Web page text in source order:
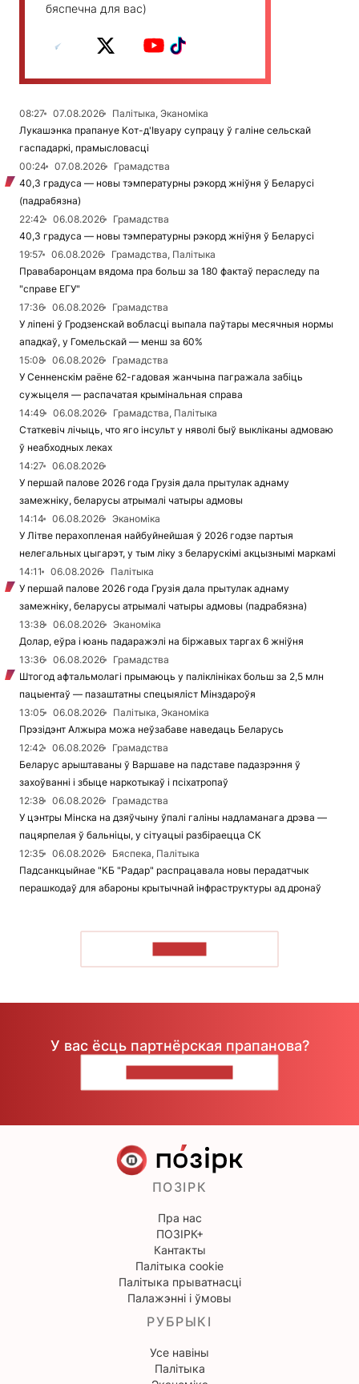
бяспечна для вас)
08:27 07.08.2026
Палітыка, Эканоміка
Лукашэнка прапануе Кот-д'Івуару супрацу ў галіне сельскай
гаспадаркі, прамысловасці
00:24
07.08.2026
Грамадства
40,3 градуса — новы тэмпературны рэкорд жніўня ў Беларусі
(падрабязна)
22:42
06.08.2026
Грамадства
40,3 градуса — новы тэмпературны рэкорд жніўня ў Беларусі
19:57
06.08.2026
Грамадства, Палітыка
Правабаронцам вядома пра больш за 180 фактаў пераследу па
"справе ЕГУ"
17:36
06.08.2026
Грамадства
У ліпені ў Гродзенскай вобласці выпала паўтары месячныя нормы
ападкаў, у Гомельскай — менш за 60%
15:08
06.08.2026
Грамадства
У Сенненскім раёне 62-гадовая жанчына пагражала забіць
сужыцеля — распачатая крымінальная справа
14:49
06.08.2026
Грамадства, Палітыка
Статкевіч лічыць, что яго інсульт у няволі быў выкліканы адмоваю
ў неабходных леках
14:27
06.08.2026
У першай палове 2026 года Грузія дала прытулак аднаму
замежніку, беларусы атрымалі чатыры адмовы
14:14
06.08.2026
Эканоміка
У Літве перахопленая найбуйнейшая ў 2026 годзе партыя
нелегальных цыгарэт, у тым ліку з беларускімі акцызнымі маркамі
14:11
06.08.2026
Палітыка
У першай палове 2026 года Грузія дала прытулак аднаму
замежніку, беларусы атрымалі чатыры адмовы (падрабязна)
13:38
06.08.2026
Эканоміка
Долар, еўра і юань падаражэлі на біржавых таргах 6 жніўня
13:36
06.08.2026
Грамадства
Штогод афтальмолагі прымаюць у паліклініках больш за 2,5 млн
пацыентаў — пазаштатны спецыяліст Мінздароўя
13:05
06.08.2026
Палітыка, Эканоміка
Прэзідэнт Алжыра можа неўзабаве наведаць Беларусь
12:42
06.08.2026
Грамадства
Беларус арыштаваны ў Варшаве на падставе падазрэння ў
захоўванні і збыце наркотыкаў і псіхатропаў
12:38
06.08.2026
Грамадства
У цэнтры Мінска на дзяўчыну ўпалі галіны надламанага дрэва —
пацярпелая ў бальніцы, у сітуацыі разбіраецца СК
12:35
06.08.2026
Бяспека, Палітыка
Падсанкцыйнае "КБ "Радар" распрацавала новы перадатчык
перашкодаў для абароны крытычнай інфраструктуры ад дронаў
У вас ёсць партнёрская прапанова?
ПОЗІРК
Пра нас
ПОЗІРК+
Кантакты
Палітыка cookie
Палітыка прыватнасці
Палажэнні і ўмовы
РУБРЫКІ
Усе навіны
Палітыка